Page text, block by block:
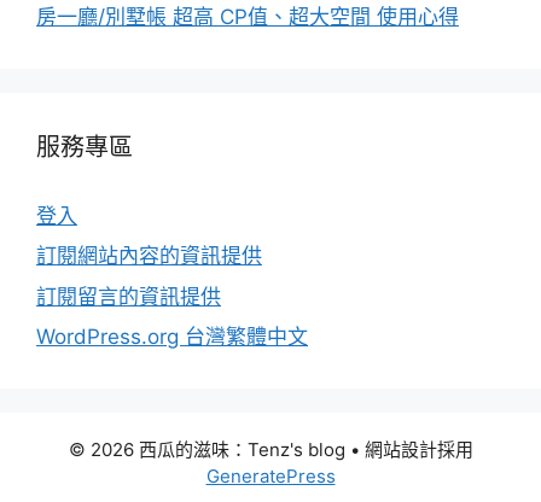
房一廳/別墅帳 超高 CP值、超大空間 使用心得
服務專區
登入
訂閱網站內容的資訊提供
訂閱留言的資訊提供
WordPress.org 台灣繁體中文
© 2026 西瓜的滋味：Tenz's blog • 網站設計採用
GeneratePress